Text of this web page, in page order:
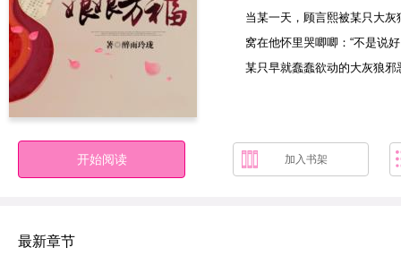
当某一天，顾言熙被某只大
窝在他怀里哭唧唧：“不是说
某只早就蠢蠢欲动的大灰狼邪
开始阅读 加入书架
最新章节